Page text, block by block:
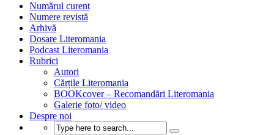
Numărul curent
Numere revistă
Arhivă
Dosare Literomania
Podcast Literomania
Rubrici
Autori
Cărțile Literomania
BOOKcover – Recomandări Literomania
Galerie foto/ video
Despre noi